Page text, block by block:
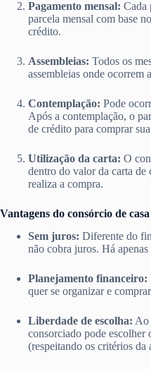
Pagamento mensal: Cada
parcela mensal com base
crédito.
Assembleias: Todos os
assembleias onde ocorrem
Contemplação: Pode
Após a contemplação, o
de crédito para comprar sua
Utilização da carta: O
dentro do valor da carta de
realiza a compra.
Vantagens do consórcio de casa
Sem juros: Diferente do
não cobra juros. Há
Planejamento financeiro:
quer se organizar e
Liberdade de escolha: Ao
consorciado pode escolher
(respeitando os critérios da